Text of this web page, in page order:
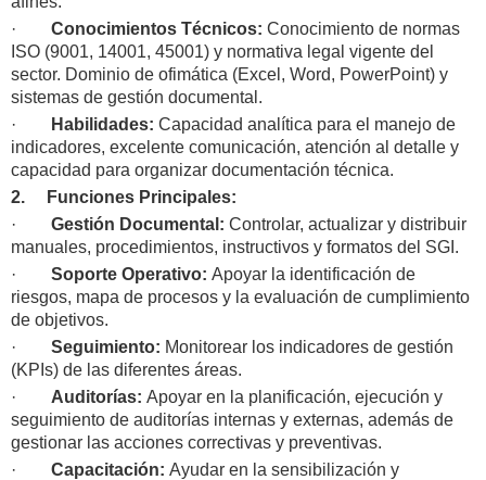
· Conocimientos Técnicos: Conocimiento de normas
ISO (9001, 14001, 45001) y normativa legal vigente del
sector. Dominio de ofimática (Excel, Word, PowerPoint) y
sistemas de gestión documental.
·
Habilidades: Capacidad analítica para el manejo de
indicadores, excelente comunicación, atención al detalle y
capacidad para organizar documentación técnica.
2.
Funciones Principales:
· Gestión Documental: Controlar, actualizar y distribuir
manuales, procedimientos, instructivos y formatos del SGI.
· Soporte Operativo: Apoyar la identificación de
riesgos, mapa de procesos y la evaluación de cumplimiento
de objetivos.
· Seguimiento: Monitorear los indicadores de gestión
(KPIs) de las diferentes áreas.
· Auditorías: Apoyar en la planificación, ejecución y
seguimiento de auditorías internas y externas, además de
gestionar las acciones correctivas y preventivas.
· Capacitación: Ayudar en la sensibilización y